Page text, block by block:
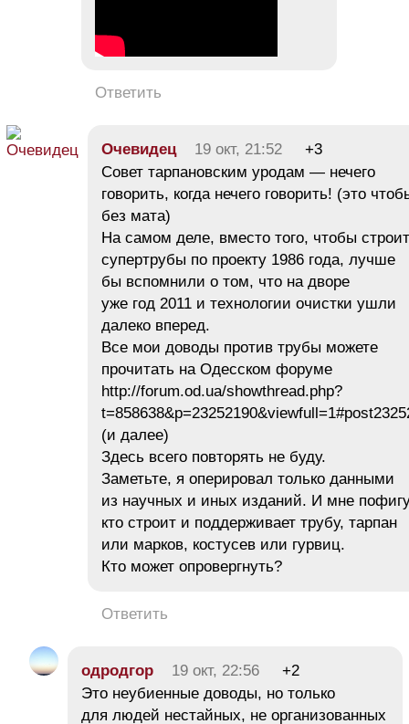
Ответить
Очевидец 19 окт, 21:52
+3
Совет тарпановским уродам — нечего
говорить, когда нечего говорить! (это
без мата)
На самом деле, вместо того, чтобы
супертрубы по проекту 1986 года, лучше
бы вспомнили о том, что на дворе
уже год 2011 и технологии очистки ушли
далеко вперед.
Все мои доводы против трубы можете
прочитать на Одесском форуме
http://forum.od.ua/showthread.php?
(и далее)
Здесь всего повторять не буду.
Заметьте, я оперировал только данными
из научных и иных изданий. И мне
кто строит и поддерживает трубу, тарпан
или марков, костусев или гурвиц.
Кто может опровергнуть?
Ответить
одродгор 19 окт, 22:56
+2
Это неубиенные доводы, но только
для людей нестайных, не организованных